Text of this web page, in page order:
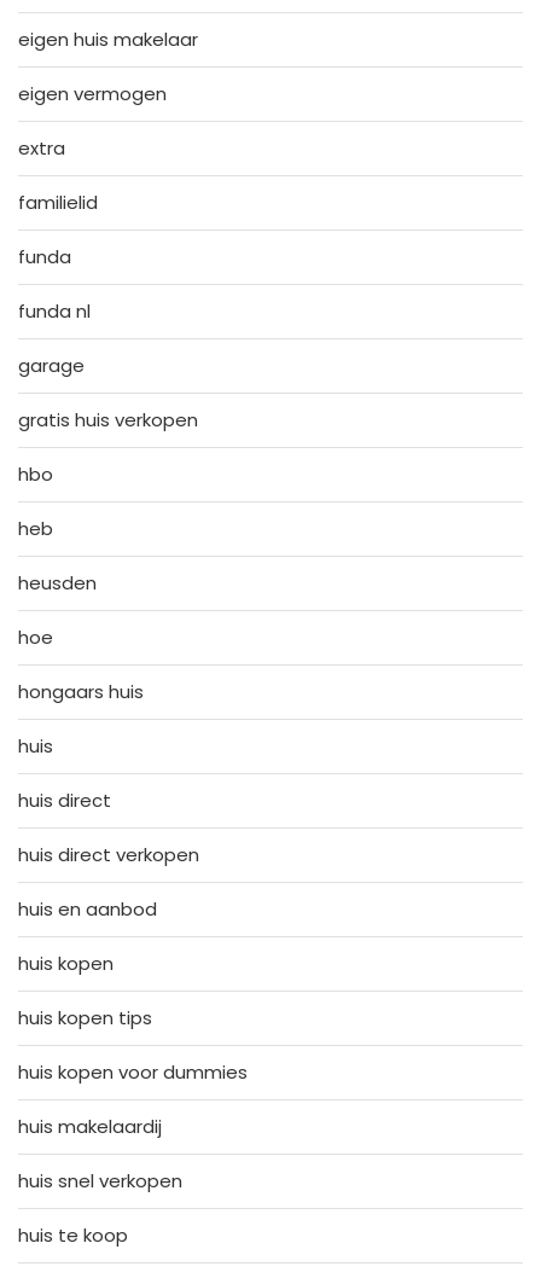
eigen huis makelaar
eigen vermogen
extra
familielid
funda
funda nl
garage
gratis huis verkopen
hbo
heb
heusden
hoe
hongaars huis
huis
huis direct
huis direct verkopen
huis en aanbod
huis kopen
huis kopen tips
huis kopen voor dummies
huis makelaardij
huis snel verkopen
huis te koop